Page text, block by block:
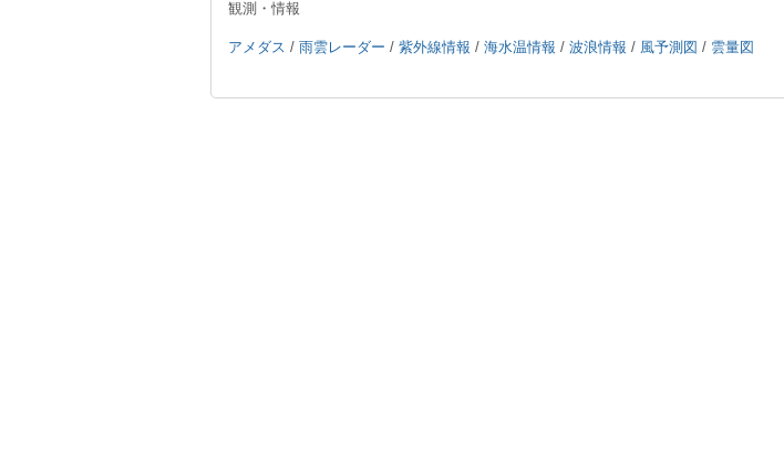
観測・情報
アメダス / 雨雲レーダー / 紫外線情報 / 海水温情報 / 波浪情報 / 風予測図 / 雲量図